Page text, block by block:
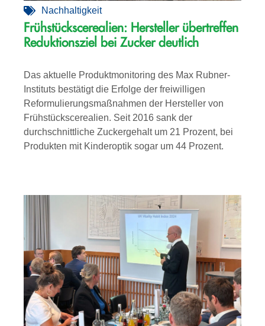
Nachhaltigkeit
Frühstückscerealien: Hersteller übertreffen
Reduktionsziel bei Zucker deutlich
Das aktuelle Produktmonitoring des Max Rubner-
Instituts bestätigt die Erfolge der freiwilligen
Reformulierungsmaßnahmen der Hersteller von
Frühstückscerealien. Seit 2016 sank der
durchschnittliche Zuckergehalt um 21 Prozent, bei
Produkten mit Kinderoptik sogar um 44 Prozent.